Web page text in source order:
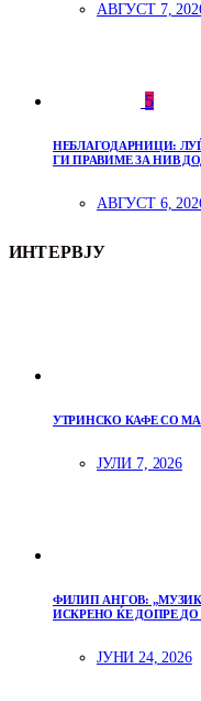
АВГУСТ 7,
5
НЕБЛАГОДАРНИЦИ:
ГИ ПРАВИМЕ ЗА НИВ
АВГУСТ 6,
ИНТЕРВЈУ
УТРИНСКО КАФЕ СО
ЈУЛИ 7, 2026
ФИЛИП АНГОВ:
ИСКРЕНО ЌЕ ДОПРЕ ДО
ЈУНИ 24, 2026